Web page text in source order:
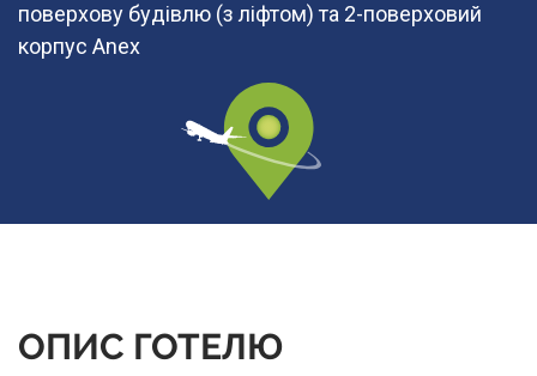
поверхову будівлю (з ліфтом) та 2-поверховий
корпус Anex
ОПИС ГОТЕЛЮ